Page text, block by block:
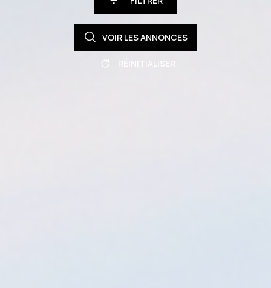
VOIR LESANNONCES
RÉINITIALISER